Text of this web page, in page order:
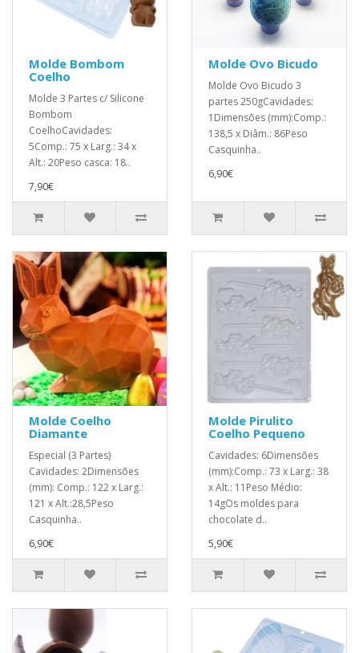
Molde Bombom
Coelho
Molde 3 Partes c/ Silicone
Bombom
CoelhoCavidad es:
5Comp.: 75 x Larg.: 34 x
Alt.: 2 0Peso casca: 18..
7,90€
Molde Ovo Bicudo
Molde Ovo Bicudo 3
partes 250gCavidades:
1Dimensões (mm):Comp.:
138,5 x Diâm.: 86Peso
Casquinha..
6,90€
Molde Coelho
Diamante
Especial (3 Partes)
Cavidades: 2Dimensões
(mm): Comp.: 122 x Larg.:
121 x Alt.:28,5Peso
Casquinha..
6,90€
Molde Pirulito
Coelho Pequeno
Cavidades: 6Dimensões
(mm):Comp.: 73 x Larg.: 38
x Alt.: 11Peso Médio:
14gOs moldes para
chocolate d..
5,90€